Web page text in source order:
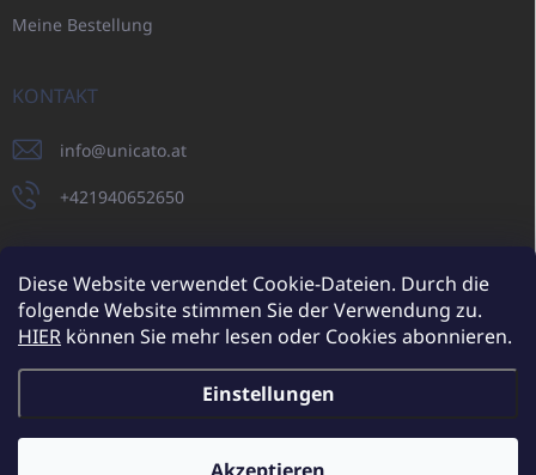
Diese Website verwendet Cookie-Dateien. Durch die
folgende Website stimmen Sie der Verwendung zu.
HIER können Sie mehr lesen oder Cookies abonnieren.
Einstellungen
Meine Bestellung
KONTAKT
info@unicato.at
+421940652650
UNICATO.sk UNICATOshop.cz UNICATO.at UNICATO.hu
UNICATOshop.pl
UNICATOshop.de
Copyright 2026UNICATO.at. Alle Rechte vorbehalten.Cookie-
Einstellungen ändern
Zusätzliche Rabatte für Großhandelskunden (bei einer